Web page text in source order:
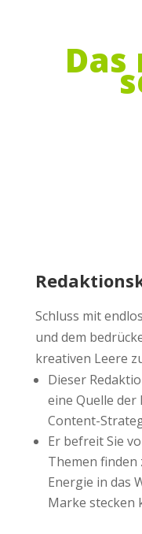
Das
Schluss mit
und dem
kreativen Leere
Dieser
eine Quelle
Content-
Er befreit Sie
Themen finden
Energie in das
Marke stecken